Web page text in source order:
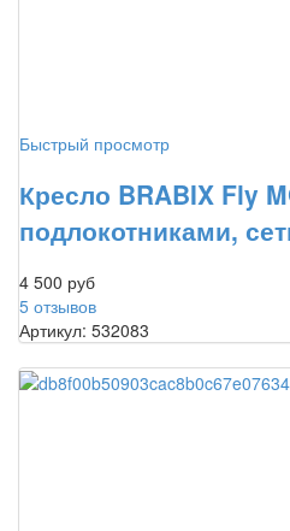
Быстрый просмотр
Кресло BRABIX Fly
подлокотниками,
4 500 руб
5 отзывов
Артикул: 532083